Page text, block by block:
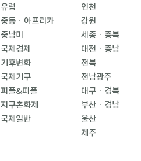
유럽
중동ㆍ아프리카
중남미
국제경제
기후변화
국제기구
피플&피플
지구촌화제
국제일반
인천
강원
세종ㆍ충북
대전ㆍ충남
전북
전남광주
대구ㆍ경북
부산ㆍ경남
울산
제주